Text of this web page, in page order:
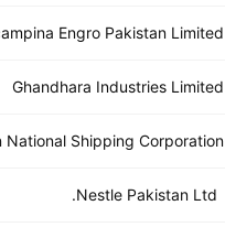
Engro Pakistan Limited
Ghandhara Industries Limited
National Shipping Corporation
Nestle Pakistan Ltd.